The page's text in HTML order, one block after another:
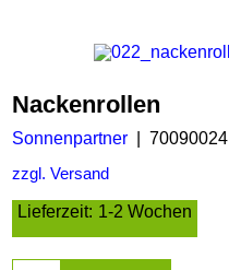
Nackenrollen
Sonnenpartner 70090024
zzgl. Versand
Lieferzeit: 1-2 Wochen